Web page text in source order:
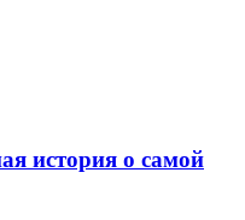
история о самой